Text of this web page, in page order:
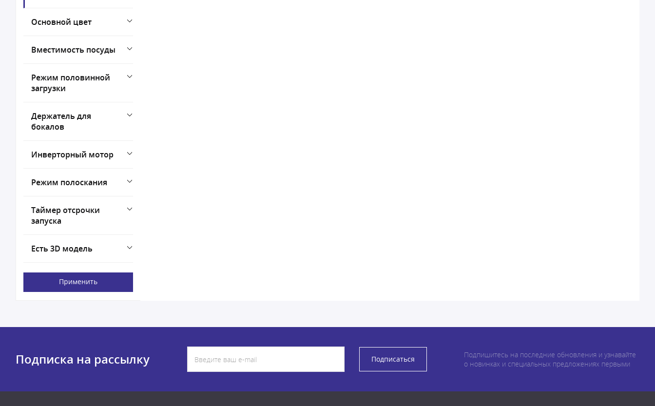
Основной цвет
Вместимость посуды
Режим половинной
загрузки
Держатель для
бокалов
Инверторный мотор
Режим полоскания
Таймер отсрочки
запуска
Есть 3D модель
Применить
Подписка на рассылку Подписаться
Подпишитесь на последние обновления и узнавайте
о новинках и специальных предложениях первыми